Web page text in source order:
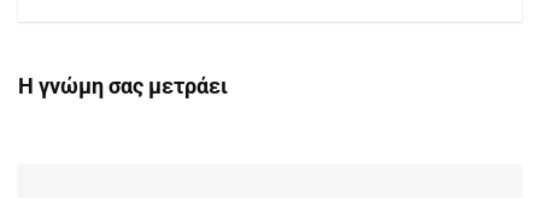
Η γνώμη σας μετράει